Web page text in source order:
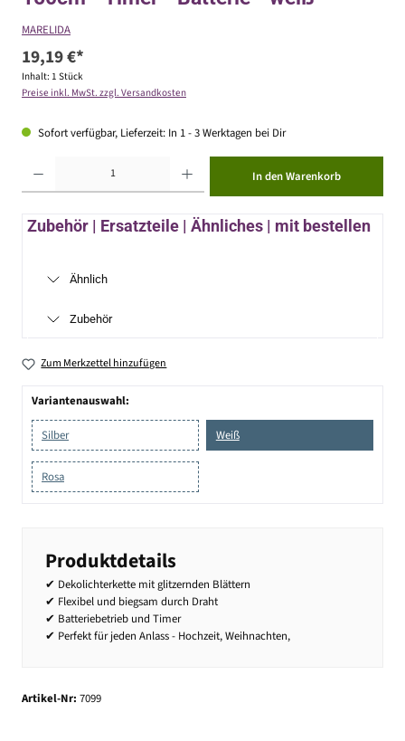
MARELIDA
19,19 €*
Inhalt: 1 Stück
Preise inkl. MwSt. zzgl. Versandkosten
Sofort verfügbar, Lieferzeit: In 1 - 3 Werktagen bei Dir
In den Warenkorb
Zubehör | Ersatzteile | Ähnliches | mit bestellen
Ähnlich
Zubehör
Zum Merkzettel hinzufügen
Variantenauswahl:
Silber Weiß
Rosa
Produktdetails
✔ Dekolichterkette mit glitzernden Blättern
✔ Flexibel und biegsam durch Draht
✔ Batteriebetrieb und Timer
✔ Perfekt für jeden Anlass - Hochzeit, Weihnachten,
Artikel-Nr: 7099